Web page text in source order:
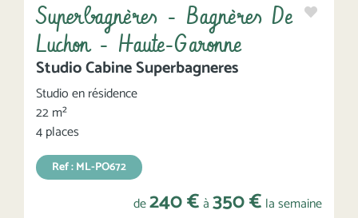
Superbagnères - Bagnères De
Luchon - Haute-Garonne
Studio Cabine Superbagneres
Studio en résidence
22 m²
4 places
Ref : ML-PO672
de240 €à350 € la semaine